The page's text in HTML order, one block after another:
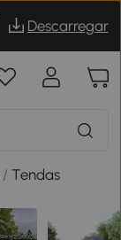
Descarregar
/Tendas